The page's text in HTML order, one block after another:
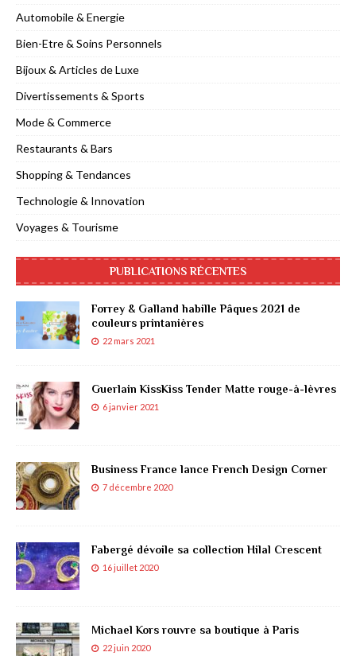
Automobile & Energie
Bien-Etre & Soins Personnels
Bijoux & Articles de Luxe
Divertissements & Sports
Mode & Commerce
Restaurants & Bars
Shopping & Tendances
Technologie & Innovation
Voyages & Tourisme
PUBLICATIONS RÉCENTES
Forrey & Galland habille Pâques 2021 de
couleurs printanières
22 mars 2021
Guerlain KissKiss Tender Matte rouge-à-lèvres
6 janvier 2021
Business France lance French Design Corner
7 décembre 2020
Fabergé dévoile sa collection Hilal Crescent
16 juillet 2020
Michael Kors rouvre sa boutique à Paris
22 juin 2020